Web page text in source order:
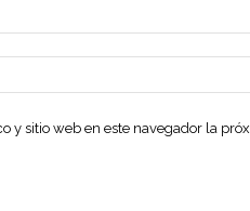
y sitio web en este navegador la